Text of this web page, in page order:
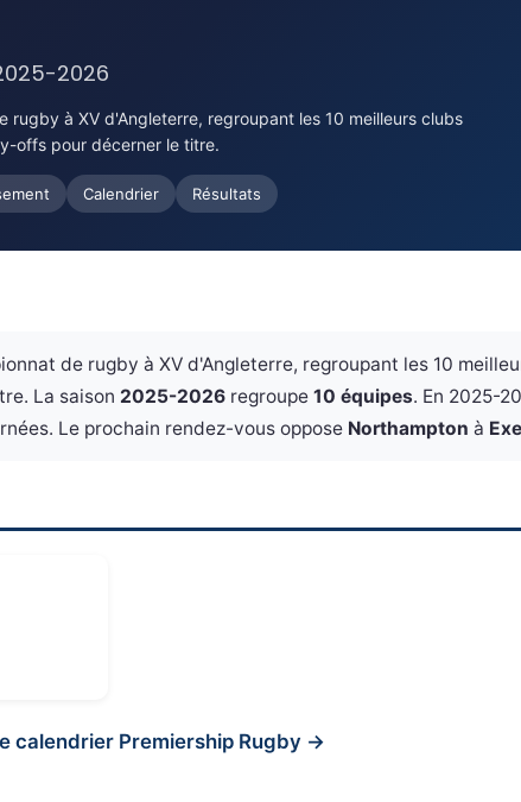
2026
rugby à XV d'Angleterre, regroupant les 10 meilleurs clubs
offs pour décerner le titre.
Calendrier Résultats
de rugby à XV d'Angleterre, regroupant les 10
La saison 2025-2026 regroupe 10 équipes. En 2025-
Le prochain rendez-vous oppose Northampton à
calendrier Premiership Rugby →